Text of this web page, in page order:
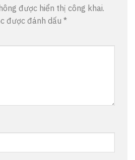
được hiển thị công khai.
được đánh dấu *